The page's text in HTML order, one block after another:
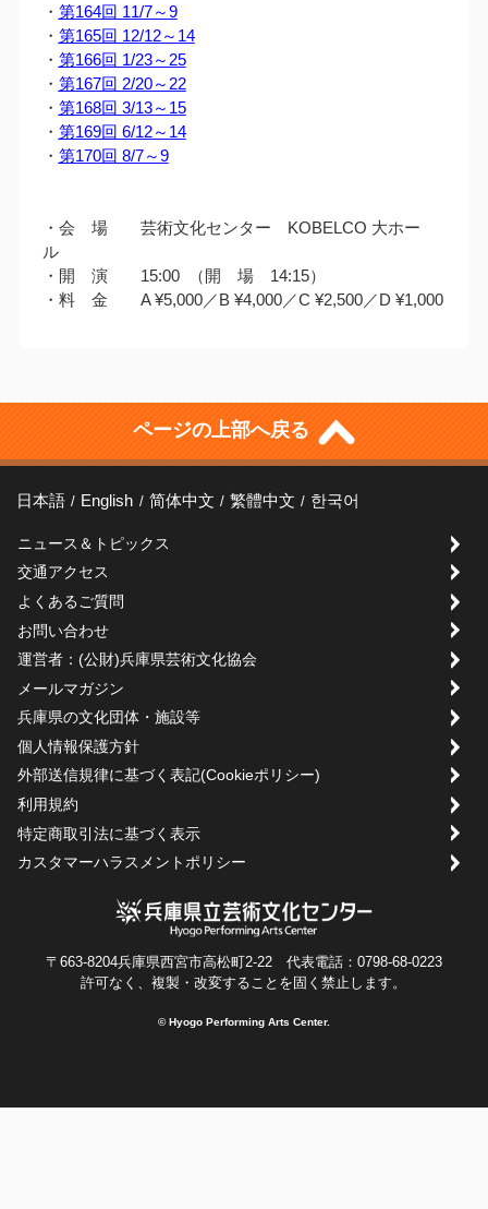
・ 第164回 11/7～9
・ 第165回 12/12～14
・ 第166回 1/23～25
・ 第167回 2/20～22
・ 第168回 3/13～15
・ 第169回 6/12～14
・ 第170回 8/7～9
・会 場 芸術文化センター KOBELCO 大ホー
ル
・開 演 15:00 （開 場 14:15）
・料 金 A ¥5,000／B ¥4,000／C ¥2,500／D ¥1,000
ページの上部へ戻る
日本語 English 简体中文 繁體中文 한국어
ニュース＆トピックス
交通アクセス
よくあるご質問
お問い合わせ
運営者：(公財)兵庫県芸術文化協会
メールマガジン
兵庫県の文化団体・施設等
個人情報保護方針
外部送信規律に基づく表記(Cookieポリシー)
利用規約
特定商取引法に基づく表示
カスタマーハラスメントポリシー
〒663-8204兵庫県西宮市高松町2-22 代表電話：0798-68-0223
許可なく、複製・改変することを固く禁止します。
© Hyogo Performing Arts Center.